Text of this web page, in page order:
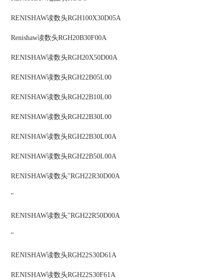
RENISHAW读数头RGH100X30D05A
Renishaw读数头RGH20B30F00A
RENISHAW读数头RGH20X50D00A
RENISHAW读数头RGH22B05L00
RENISHAW读数头RGH22B10L00
RENISHAW读数头RGH22B30L00
RENISHAW读数头RGH22B30L00A
RENISHAW读数头RGH22B50L00A
RENISHAW读数头"RGH22R30D00A
"
RENISHAW读数头"RGH22R50D00A
"
RENISHAW读数头RGH22S30D61A
RENISHAW读数头RGH22S30F61A